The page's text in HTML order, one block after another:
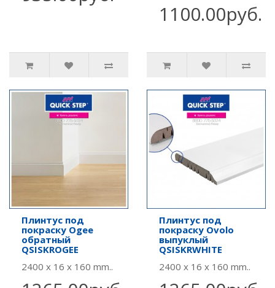
1100.00руб.
Плинтус под
покраску Ogee
обратный
QSISKROGEE
2400 x 16 x 160 mm..
Плинтус под
покраску Ovolo
выпуклый
QSISKRWHITE
2400 x 16 x 160 mm..